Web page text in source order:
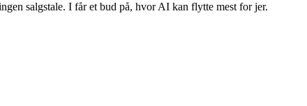
salgstale. I får et bud på, hvor AI kan flytte mest for jer.